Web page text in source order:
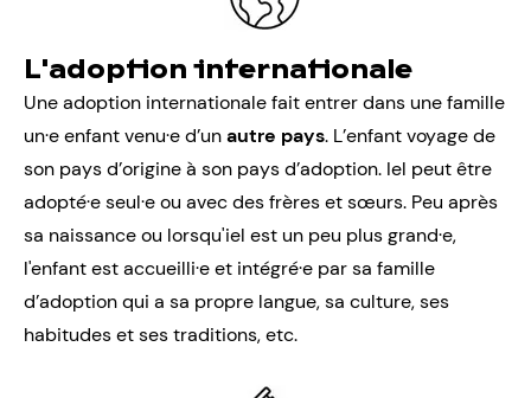
L'adoption internationale
Une adoption internationalefait entrer dans une famille
un·e enfant venu·e d’unautre pays. L’enfant voyage de
son pays d’origine à son pays d’adoption. Iel peut être
adopté·e seul·e ou avec des frères et sœurs. Peu après
sa naissance ou lorsqu'iel est un peu plus grand·e,
l'enfant est accueilli·e et intégré·e par sa famille
d’adoption qui a sa propre langue, sa culture, ses
habitudes et ses traditions, etc.